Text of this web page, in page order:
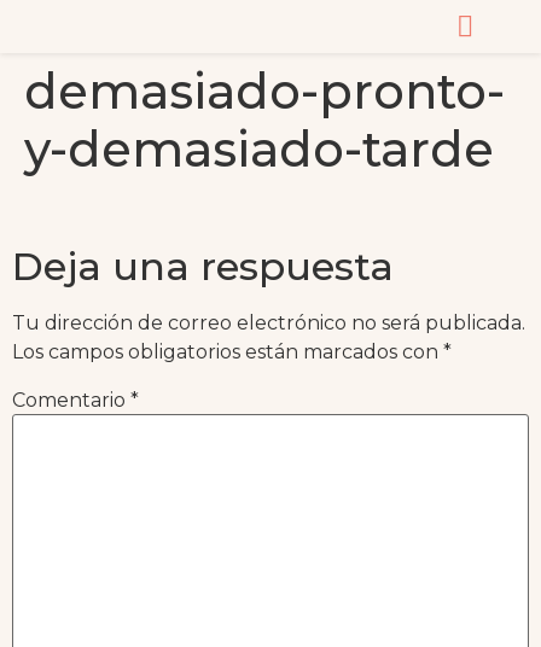
demasiado-pronto-
y-demasiado-tarde
Deja una respuesta
Tu dirección de correo electrónico no será publicada.
Los campos obligatorios están marcados con *
Comentario *